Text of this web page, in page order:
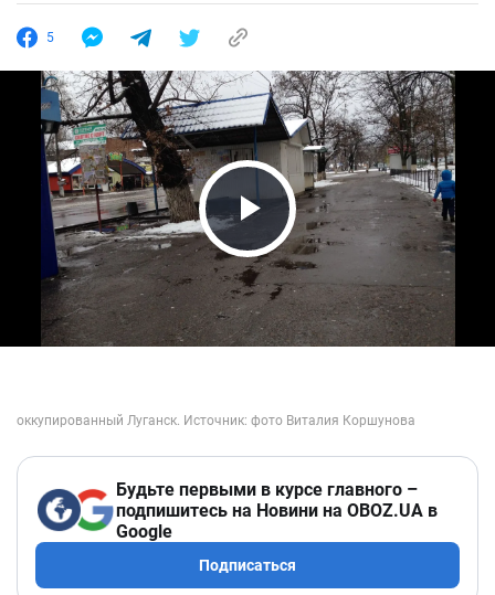
5
Play Video
Будьте первыми в курсе главного –
подпишитесь на Новини на OBOZ.UA в
Google
Подписаться